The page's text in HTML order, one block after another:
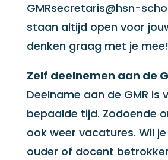
GMRsecretaris@hsn-
staan altijd open voor
denken graag met je mee!
Zelf deelnemen aan de
Deelname aan de GMR is
bepaalde tijd. Zodoende
ook weer vacatures. Wil
ouder of docent